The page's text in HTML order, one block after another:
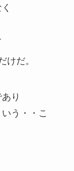
けだ。
り
う・・こ